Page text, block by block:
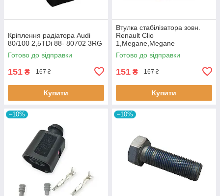
Кріплення радіатора Audi
80/100 2,5TDi 88- 80702 3RG
Готово до відправки
151 ₴ 167 ₴
Купити
Втулка стабiлізатора зовн.
Renault Clio
1,Megane,Megane
Classic,Megane Scenic,R19
60643 3RG
Готово до відправки
151 ₴ 167 ₴
Купити
–10% –10%